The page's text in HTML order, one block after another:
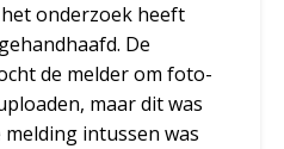
onderzoek heeft
De
de melder om foto-
maar dit was
intussen was